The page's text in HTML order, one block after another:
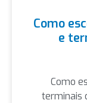
Como
e
Como
terminais